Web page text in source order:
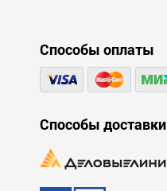
Способы оплаты
Способы доставки